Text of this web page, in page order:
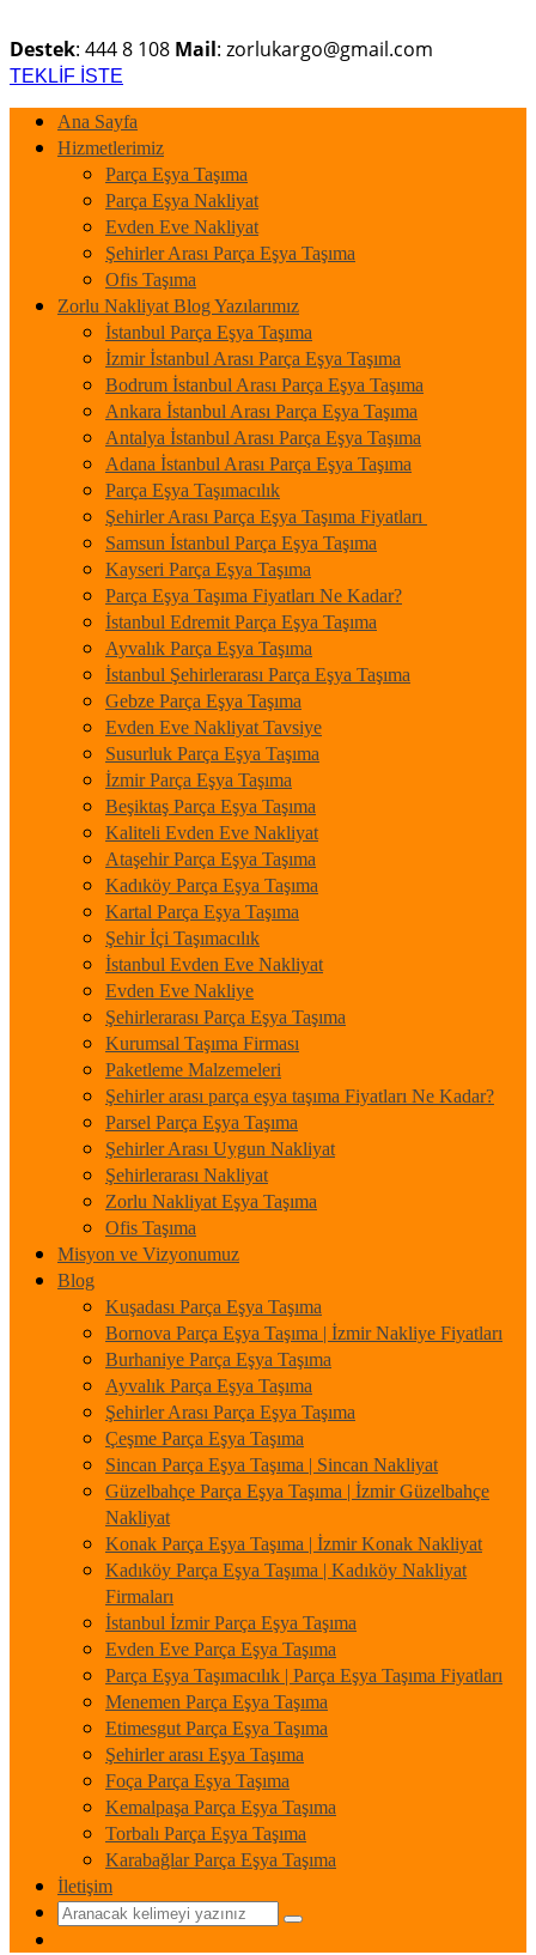
Destek: 444 8 108 Mail: zorlukargo@gmail.com
TEKLİF İSTE
Ana Sayfa
Hizmetlerimiz
Parça Eşya Taşıma
Parça Eşya Nakliyat
Evden Eve Nakliyat
Şehirler Arası Parça Eşya Taşıma
Ofis Taşıma
Zorlu Nakliyat Blog Yazılarımız
İstanbul Parça Eşya Taşıma
İzmir İstanbul Arası Parça Eşya Taşıma
Bodrum İstanbul Arası Parça Eşya Taşıma
Ankara İstanbul Arası Parça Eşya Taşıma
Antalya İstanbul Arası Parça Eşya Taşıma
Adana İstanbul Arası Parça Eşya Taşıma
Parça Eşya Taşımacılık
Şehirler Arası Parça Eşya Taşıma Fiyatları
Samsun İstanbul Parça Eşya Taşıma
Kayseri Parça Eşya Taşıma
Parça Eşya Taşıma Fiyatları Ne Kadar?
İstanbul Edremit Parça Eşya Taşıma
Ayvalık Parça Eşya Taşıma
İstanbul Şehirlerarası Parça Eşya Taşıma
Gebze Parça Eşya Taşıma
Evden Eve Nakliyat Tavsiye
Susurluk Parça Eşya Taşıma
İzmir Parça Eşya Taşıma
Beşiktaş Parça Eşya Taşıma
Kaliteli Evden Eve Nakliyat
Ataşehir Parça Eşya Taşıma
Kadıköy Parça Eşya Taşıma
Kartal Parça Eşya Taşıma
Şehir İçi Taşımacılık
İstanbul Evden Eve Nakliyat
Evden Eve Nakliye
Şehirlerarası Parça Eşya Taşıma
Kurumsal Taşıma Firması
Paketleme Malzemeleri
Şehirler arası parça eşya taşıma Fiyatları Ne Kadar?
Parsel Parça Eşya Taşıma
Şehirler Arası Uygun Nakliyat
Şehirlerarası Nakliyat
Zorlu Nakliyat Eşya Taşıma
Ofis Taşıma
Misyon ve Vizyonumuz
Blog
Kuşadası Parça Eşya Taşıma
Bornova Parça Eşya Taşıma | İzmir Nakliye Fiyatları
Burhaniye Parça Eşya Taşıma
Ayvalık Parça Eşya Taşıma
Şehirler Arası Parça Eşya Taşıma
Çeşme Parça Eşya Taşıma
Sincan Parça Eşya Taşıma | Sincan Nakliyat
Güzelbahçe Parça Eşya Taşıma | İzmir Güzelbahçe
Nakliyat
Konak Parça Eşya Taşıma | İzmir Konak Nakliyat
Kadıköy Parça Eşya Taşıma | Kadıköy Nakliyat
Firmaları
İstanbul İzmir Parça Eşya Taşıma
Evden Eve Parça Eşya Taşıma
Parça Eşya Taşımacılık | Parça Eşya Taşıma Fiyatları
Menemen Parça Eşya Taşıma
Etimesgut Parça Eşya Taşıma
Şehirler arası Eşya Taşıma
Foça Parça Eşya Taşıma
Kemalpaşa Parça Eşya Taşıma
Torbalı Parça Eşya Taşıma
Karabağlar Parça Eşya Taşıma
İletişim